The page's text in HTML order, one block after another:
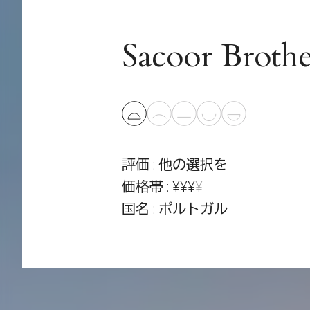
Sacoor
評価 : 他の選択を
価格帯 : ¥¥¥¥
国名 : ポルトガル